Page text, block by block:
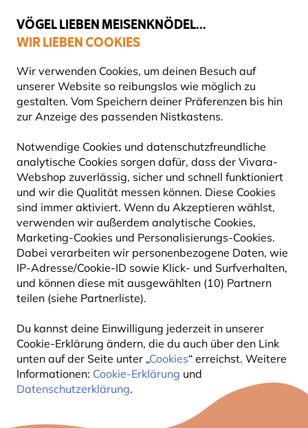
VÖGEL LIEBEN MEISENKNÖDEL...
WIR LIEBEN COOKIES
Wir verwenden Cookies, um deinen Besuch auf
unserer Website so reibungslos wie möglich zu
gestalten. Vom Speichern deiner Präferenzen bis hin
zur Anzeige des passenden Nistkastens.
Notwendige Cookies und datenschutzfreundliche
analytische Cookies sorgen dafür, dass der Vivara-
Webshop zuverlässig, sicher und schnell funktioniert
und wir die Qualität messen können. Diese Cookies
sind immer aktiviert. Wenn du Akzeptieren wählst,
verwenden wir außerdem analytische Cookies,
Marketing-Cookies und Personalisierungs-Cookies.
Dabei verarbeiten wir personenbezogene Daten, wie
IP-Adresse/Cookie-ID sowie Klick- und Surfverhalten,
und können diese mit ausgewählten (10) Partnern
teilen (siehe Partnerliste).
Du kannst deine Einwilligung jederzeit in unserer
Cookie-Erklärung ändern, die du auch über den Link
unten auf der Seite unter „Cookies“ erreichst. Weitere
Informationen: Cookie-Erklärung und
Datenschutzerklärung.
500+ Produkte von Partnern empfohlen
VOGELFUTTERSYSTEME
Suchst du nach der besten Möglichkeit, die Vögel in
deinem Garten oder auf deinem Balkon zu füttern?
Willkommen bei unserer Auswahl an hochwertigen
Mehr lesen
226Produkte
10% RABATT